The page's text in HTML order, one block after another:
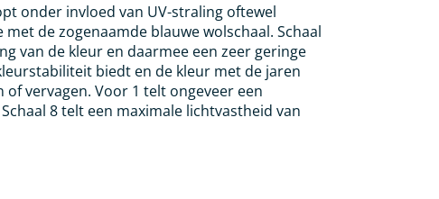
onder invloed van UV-straling oftewel
de zogenaamde blauwe wolschaal. Schaal
van de kleur en daarmee een zeer geringe
biedt en de kleur met de jaren
vervagen. Voor 1 telt ongeveer een
8 telt een maximale lichtvastheid van